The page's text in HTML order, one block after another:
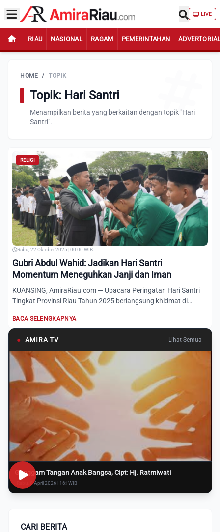
LIVE
RIAU NASIONAL RAGAM PEMERINTAHAN
HOME / TOPIK
Topik: Hari Santri
Menampilkan berita yang berkaitan dengan topik "Hari
Santri".
RELIGI
Rabu, 22 Oktober 2025 | 00:00 WIB
Gubri Abdul Wahid: Jadikan Hari Santri
Momentum Meneguhkan Janji dan Iman
KUANSING, AmiraRiau.com — Upacara Peringatan Hari Santri
Tingkat Provinsi Riau Tahun 2025 berlangsung khidmat di
BACA SELENGKAPNYA
● AMIRA TV Lihat Semua
Genggam Tangan Anak Bangsa, Cipt: Hj. Ratmiwati
Rabu, 8 April 2026 | 16:i WIB
CARI BERITA